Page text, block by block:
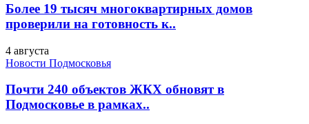
Более 19 тысяч многоквартирных домов
проверили на готовность к..
4 августа
Новости Подмосковья
Почти 240 объектов ЖКХ обновят в
Подмосковье в рамках..